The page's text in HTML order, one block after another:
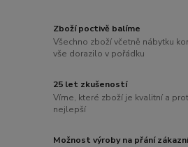
Zboží poctivě balíme
Všechno zboží včetně nábytku
vše dorazilo v pořádku
25 let zkušeností
Víme, které zboží je kvalitní a
nejlepší
Možnost výroby na přání